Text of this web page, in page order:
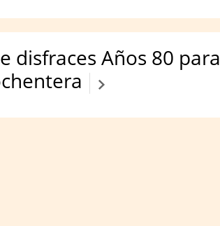
disfraces Años 80